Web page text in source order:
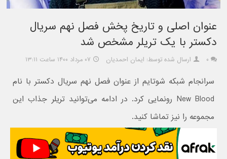
عنوان اصلی و تاریخ پخش فصل نهم سریال
دکستر با یک تریلر مشخص شد
۰ ارسال شده توسط: ایمان احمدیان ۰۷ مرداد ۱۴۰۰ ساعت ۱۳:۱۱
سرانجام شبکه شوتایم از عنوان فصل نهم سریال دکستر با نام
New Blood رونمایی کرد. در ادامه می‌توانید تریلر جذاب این
مجموعه را نیز تماشا کنید.